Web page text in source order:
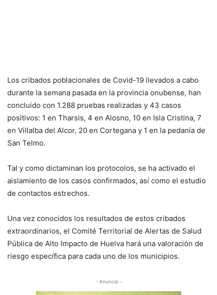
Los cribados poblacionales de Covid-19 llevados a cabo
durante la semana pasada en la provincia onubense, han
concluido con 1.288 pruebas realizadas y 43 casos
positivos: 1 en Tharsis, 4 en Alosno, 10 en Isla Cristina, 7
en Villalba del Alcor, 20 en Cortegana y 1 en la pedanía de
San Telmo.
Tal y como dictaminan los protocolos, se ha activado el
aislamiento de los casos confirmados, así como el estudio
de contactos estrechos.
Una vez conocidos los resultados de estos cribados
extraordinarios, el Comité Territorial de Alertas de Salud
Pública de Alto Impacto de Huelva hará una valoración de
riesgo específica para cada uno de los municipios.
- Anuncio -